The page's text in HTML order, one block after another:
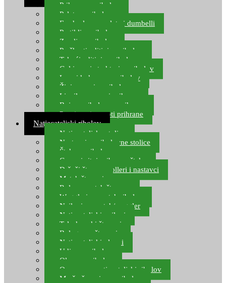
Prihrana za ribolov
Pelete za ribolov
Feeder lovne pelete i dumbelli
Partikli za ribolov
Zemlja za ribolov
Praškasti aditivi za ribolov
Tekući aditivi za ribolov
Gel i sprej atraktori za ribolov
Lovni kukuruz za ribolov
Živi mamci za ribolov
Ljepilo za crve i prihranu
Boje za ribolovnu prihranu
Provjereni recepti prihrane
Natjecateljski ribolov
Natjecateljske stolice
Nastavci za ribolovne stolice
Šteke za ribolov
Gume i sitni pribor za šteku
Držači štapova rolleri i nastavci
Match štapovi
Role za match štapove
Waggleri za match ribolov
Najloni za match/waggler
Natjecateljski najloni
Teleskopski štapovi
Bolognese štapovi
Natjecateljski plovci
Udice za ribolov
Olovo za ribolov
Oprema za natjecateljski ribolov
Mreže čuvarice za ribolov